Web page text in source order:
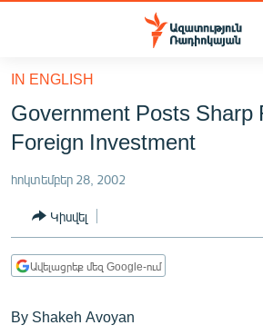
Մատչելիության
հիմնական
բովանդակությանը
Անցնել
հիմնական
մենյուին
ՔԱՂԱՔԱԿԱՆ
ԸՆՏՐՈՒԹՅՈՒՆՆԵՐ 2026
ԻՐԱՎՈՒՆՔ
ՀԱՍԱՐԱԿՈՒԹՅՈՒՆ
ՂԱՐԱԲԱՂ
IN ENGLISH
Government Posts Sharp
Foreign Investment
հոկտեմբեր 28, 2002
Կիսվել
Ավելացրեք մեզ Google-ում
By Shakeh Avoyan